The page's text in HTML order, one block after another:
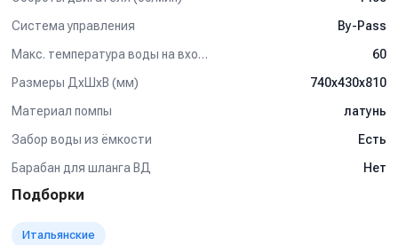
Система управления
By-Pass
Макс. температура воды на входе (°C)
60
Размеры ДхШхВ (мм)
740x430x810
Материал помпы
латунь
Забор воды из ёмкости
Есть
Барабан для шланга ВД
Нет
Подборки
Итальянские